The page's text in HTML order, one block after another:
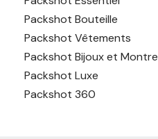
Packshot Bouteille
Packshot Vêtements
Packshot Bijoux et Montre
Packshot Luxe
Packshot 360